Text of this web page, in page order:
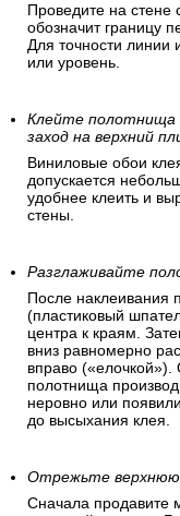
Проведите на стене
обозначит границу
Для точности линии
или уровень.
Клейте полотнища
заход на верхний
Виниловые обои
допускается
удобнее клеить и
стены.
Разглаживайте
После наклеивания
(пластиковый
центра к краям.
вниз равномерно
вправо
полотнища
неровно или
до высыхания клея.
Отрежьте верхнюю
Сначала продавите